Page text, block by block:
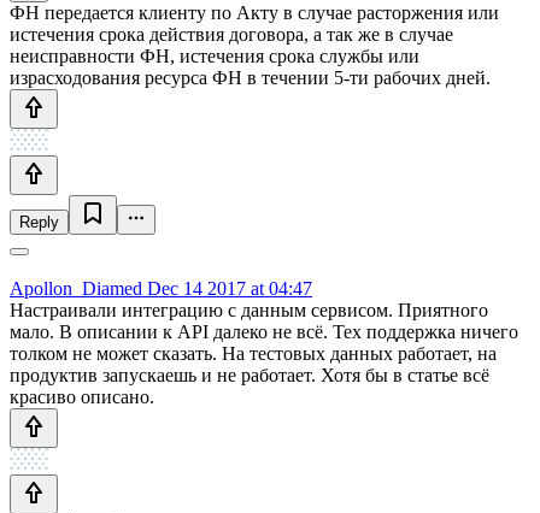
ФН передается клиенту по Акту в случае расторжения или
истечения срока действия договора, а так же в случае
неисправности ФН, истечения срока службы или
израсходования ресурса ФН в течении 5-ти рабочих дней.
Reply
Apollon_Diamed Dec 14 2017 at 04:47
Настраивали интеграцию с данным сервисом. Приятного
мало. В описании к API далеко не всё. Тех поддержка ничего
толком не может сказать. На тестовых данных работает, на
продуктив запускаешь и не работает. Хотя бы в статье всё
красиво описано.